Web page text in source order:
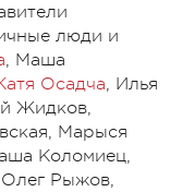
люди и
, Маша
Осадча, Илья
Жидков,
Марыся
Коломиец,
Рыжов,